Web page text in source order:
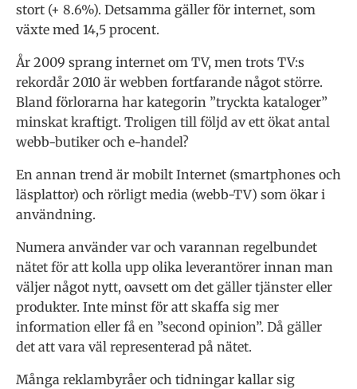
stort (+ 8.6%). Detsamma gäller för internet, som
växte med 14,5 procent.
År 2009 sprang internet om TV, men trots TV:s
rekordår 2010 är webben fortfarande något större.
Bland förlorarna har kategorin ”tryckta kataloger”
minskat kraftigt. Troligen till följd av ett ökat antal
webb-butiker och e-handel?
En annan trend är mobilt Internet (smartphones och
läsplattor) och rörligt media (webb-TV) som ökar i
användning.
Numera använder var och varannan regelbundet
nätet för att kolla upp olika leverantörer innan man
väljer något nytt, oavsett om det gäller tjänster eller
produkter. Inte minst för att skaffa sig mer
information eller få en ”second opinion”. Då gäller
det att vara väl representerad på nätet.
Många reklambyråer och tidningar kallar sig